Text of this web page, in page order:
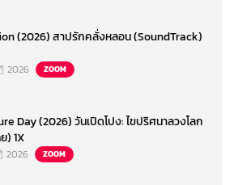
(2026) สาปรักคลั่งหลอน (SoundTrack)
2026 ZOOM
Day (2026) วันเปิดโปง: ไขปริศนาลวงโลก
) 1X
2026 ZOOM